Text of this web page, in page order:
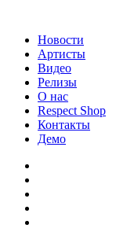
Новости
Артисты
Видео
Релизы
О нас
Respect Shop
Контакты
Демо